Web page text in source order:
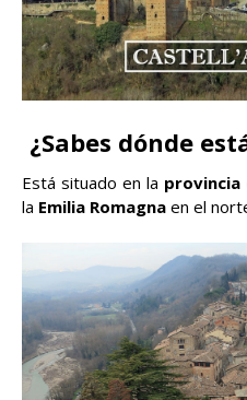
¿Sabes dónde
Está situado en la provincia
la Emilia Romagna en el